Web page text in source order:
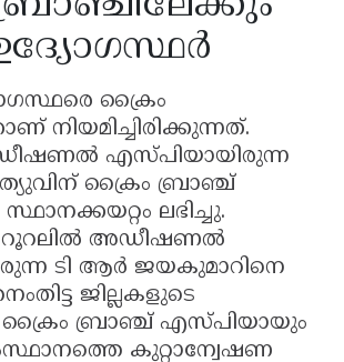
ക്രൈം
നിയമിച്ചിരിക്കുന്നത്.
എസ്പിയായിരുന്ന
ക്രൈം ബ്രാഞ്ച്
ലഭിച്ചു.
റൂറലിൽ അഡീഷണൽ
ടി ആർ ജയകുമാറിനെ
ജില്ലകളുടെ
ബ്രാഞ്ച് എസ്പിയായും
കുറ്റാന്വേഷണ